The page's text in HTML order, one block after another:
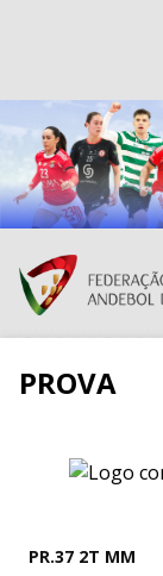
PROVA
PR.37 2T MM